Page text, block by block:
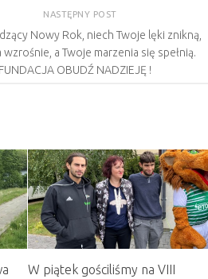
NASTĘPNY POST
Nowy Rok, niech Twoje lęki znikną,
wzrośnie, a Twoje marzenia się spełnią.
FUNDACJA OBUDŹ NADZIEJĘ !
W piątek gościliśmy na VIII